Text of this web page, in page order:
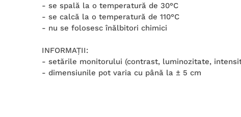
- se spală la o temperatură de 30°C
- se calcă la o temperatură de 110°C
- nu se folosesc înălbitori chimici
INFORMAŢII:
- setările monitorului (contrast, luminozitate,
- dimensiunile pot varia cu până la ± 5 cm